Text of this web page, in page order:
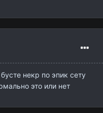
некр по эпик сету
это или нет